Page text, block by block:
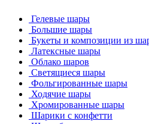
Гелевые шары
Большие шары
Букеты и композиции из
Латексные шары
Облако шаров
Светящиеся шары
Фольгированные шары
Ходячие шары
Хромированные шары
Шарики с конфетти